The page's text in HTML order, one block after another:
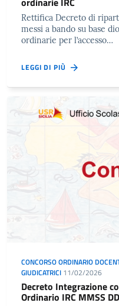
Rettifica Decreto di
messi a bando su base
ordinarie per l’accesso…
LEGGI DI PIÙ
CONCORSO ORDINARIO
GIUDICATRICI 11/02/2026
Decreto Integrazione
Ordinario IRC MMSS